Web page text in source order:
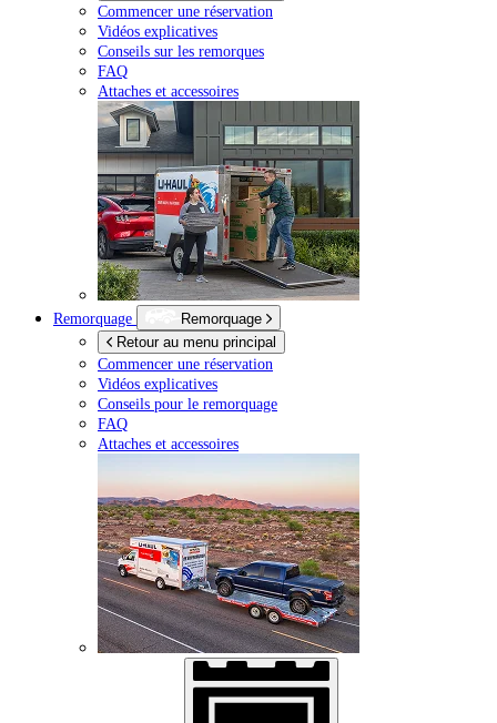
Commencer une réservation
Vidéos explicatives
Conseils sur les remorques
FAQ
Attaches et accessoires
Remorquage
Remorquage
Retour au menu principal
Commencer une réservation
Vidéos explicatives
Conseils pour le remorquage
FAQ
Attaches et accessoires